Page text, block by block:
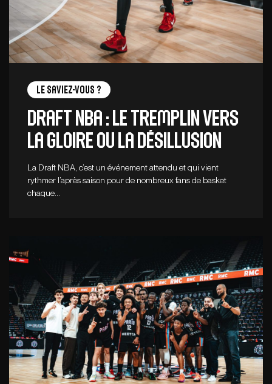
Le saviez-vous ?
Draft NBA : le tremplin vers
la gloire ou la désillusion
La Draft NBA, c’est un événement attendu et qui vient
rythmer l’après saison pour de nombreux fans de basket
chaque…